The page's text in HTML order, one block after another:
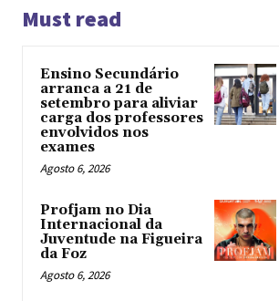
Must read
Ensino Secundário
arranca a 21 de
setembro para aliviar
carga dos professores
envolvidos nos
exames
Agosto 6, 2026
Profjam no Dia
Internacional da
Juventude na Figueira
da Foz
Agosto 6, 2026